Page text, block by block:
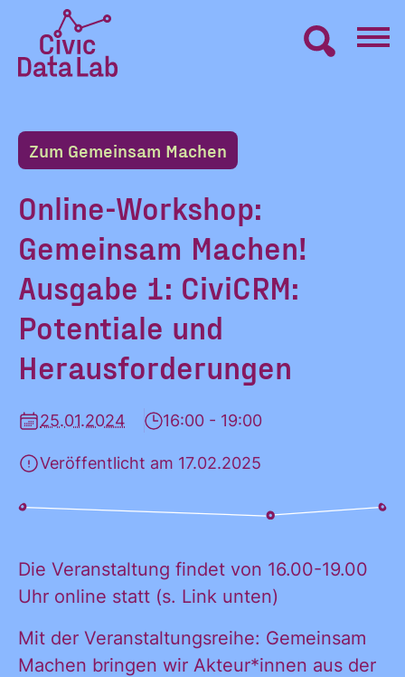
Inhalt
springen
Lab
Startseite
LERNEN
MACHEN
BLOG
ÜBER UNS
KONTAKT
Zum Gemeinsam Machen
Online-Workshop:
Gemeinsam Machen!
Ausgabe 1: CiviCRM:
Potentiale und
Herausforderungen
25.01.2024 16:00 - 19:00
Veröffentlicht am 17.02.2025
Die Veranstaltung findet von 16.00-19.00
Uhr online statt (s. Link unten)
Mit der Veranstaltungsreihe: Gemeinsam
Machen bringen wir Akteur*innen aus der